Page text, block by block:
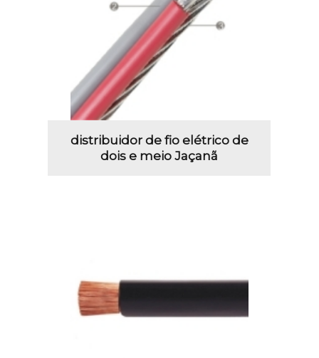
distribuidor de fio elétrico de
dois e meio Jaçanã